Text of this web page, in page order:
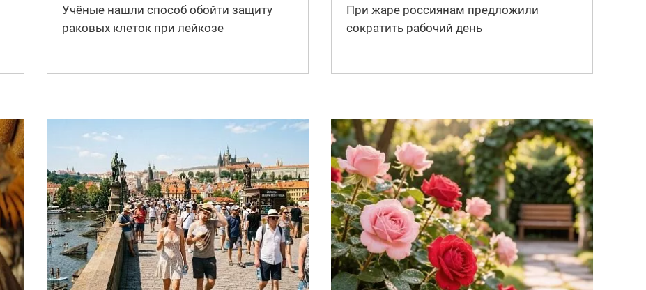
Учёные нашли способ обойти защиту
раковых клеток при лейкозе
При жаре россиянам предложили
сократить рабочий день